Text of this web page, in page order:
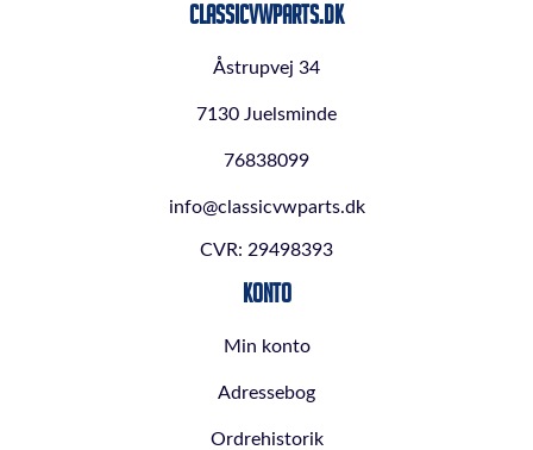
ClassicVWParts.dk
Åstrupvej 34
7130 Juelsminde
76838099
info@classicvwparts.dk
CVR: 29498393
Konto
Min konto
Adressebog
Ordrehistorik